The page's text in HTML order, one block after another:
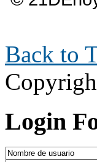
Back to
Login